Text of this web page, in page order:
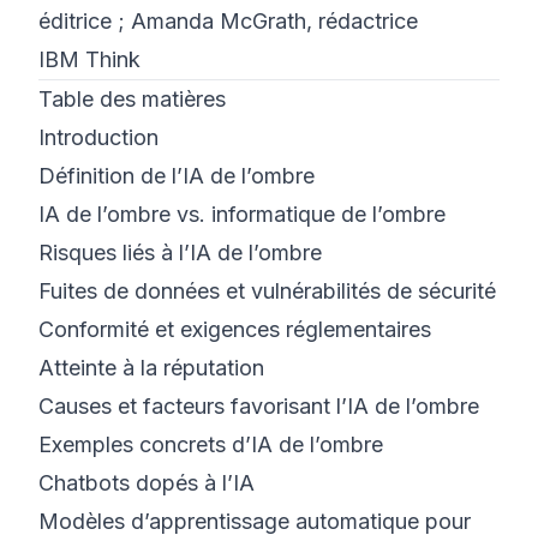
éditrice ; Amanda McGrath, rédactrice
IBM Think
Table des matières
Introduction
Définition de l’IA de l’ombre
IA de l’ombre vs. informatique de l’ombre
Risques liés à l’IA de l’ombre
Fuites de données et vulnérabilités de sécurité
Conformité et exigences réglementaires
Atteinte à la réputation
Causes et facteurs favorisant l’IA de l’ombre
Exemples concrets d’IA de l’ombre
Chatbots dopés à l’IA
Modèles d’apprentissage automatique pour